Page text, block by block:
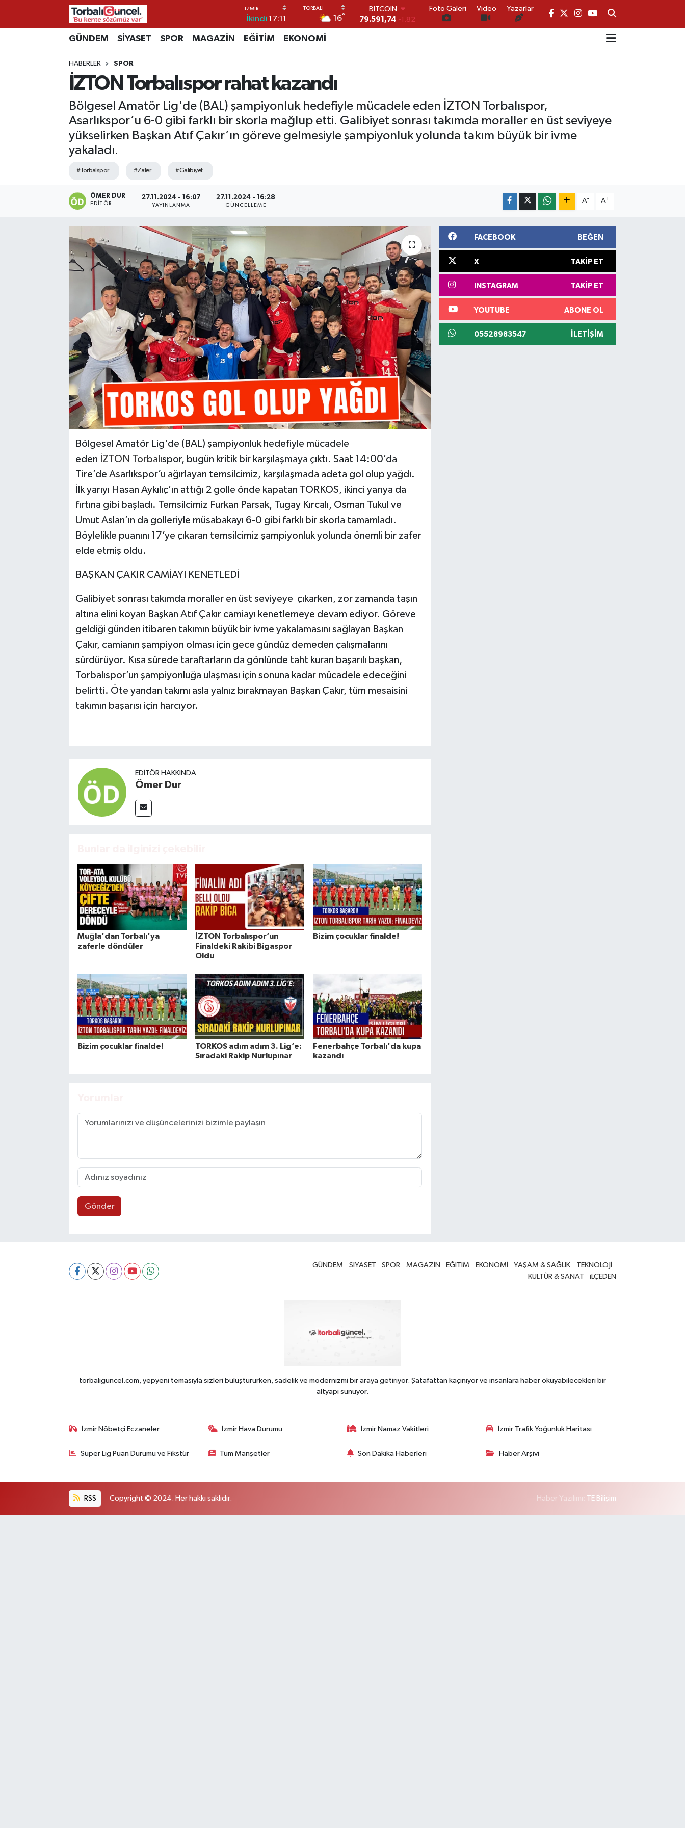
İkindi 17:11 16°
DOLAR
45,43620 0.02
EURO
14.598,00 0
BITCOIN
79.591,74 -1.82
Foto Galeri Video Yazarlar
GÜNDEM SİYASET SPOR MAGAZİN EĞİTİM EKONOMİ
HABERLER SPOR
İZTON Torbalıspor rahat kazandı
Bölgesel Amatör Lig'de (BAL) şampiyonluk hedefiyle mücadele eden İZTON Torbalıspor,
Asarlıkspor’u 6-0 gibi farklı bir skorla mağlup etti. Galibiyet sonrası takımda moraller en üst seviyeye
yükselirken Başkan Atıf Çakır’ın göreve gelmesiyle şampiyonluk yolunda takım büyük bir ivme
yakaladı.
#Torbalspor #Zafer #Galibiyet
ÖMER DUR
EDITÖR
27.11.2024 - 16:07
YAYINLANMA
27.11.2024 - 16:28
GÜNCELLEME
A- A+
Bölgesel Amatör Lig'de (BAL) şampiyonluk hedefiyle mücadele
eden İZTON Torbalıspor, bugün kritik bir karşılaşmaya çıktı. Saat 14:00’da
Tire’de Asarlıkspor’u ağırlayan temsilcimiz, karşılaşmada adeta gol olup yağdı.
İlk yarıyı Hasan Aykılıç’ın attığı 2 golle önde kapatan TORKOS, ikinci yarıya da
fırtına gibi başladı. Temsilcimiz Furkan Parsak, Tugay Kırcalı, Osman Tukul ve
Umut Aslan’ın da golleriyle müsabakayı 6-0 gibi farklı bir skorla tamamladı.
Böylelikle puanını 17’ye çıkaran temsilcimiz şampiyonluk yolunda önemli bir zafer
elde etmiş oldu.
BAŞKAN ÇAKIR CAMİAYI KENETLEDİ
Galibiyet sonrası takımda moraller en üst seviyeye çıkarken, zor zamanda taşın
altına elini koyan Başkan Atıf Çakır camiayı kenetlemeye devam ediyor. Göreve
geldiği günden itibaren takımın büyük bir ivme yakalamasını sağlayan Başkan
Çakır, camianın şampiyon olması için gece gündüz demeden çalışmalarını
sürdürüyor. Kısa sürede taraftarların da gönlünde taht kuran başarılı başkan,
Torbalıspor’un şampiyonluğa ulaşması için sonuna kadar mücadele edeceğini
belirtti. Öte yandan takımı asla yalnız bırakmayan Başkan Çakır, tüm mesaisini
takımın başarısı için harcıyor.
EDITÖR HAKKINDA
Ömer Dur
Muğla'dan Torbalı'ya
zaferle döndüler
İZTON Torbalıspor’un
Finaldeki Rakibi Bigaspor
Oldu
Bizim çocuklar finalde!
Bizim çocuklar finalde!
TORKOS adım adım 3. Lig’e:
Sıradaki Rakip Nurlupınar
Fenerbahçe Torbalı'da kupa
kazandı
Gönder
FACEBOOK BEĞEN
X TAKIP ET
INSTAGRAM TAKIP ET
YOUTUBE ABONE OL
05528983547 İLETIŞIM
GÜNDEM SİYASET SPOR MAGAZİN EĞİTİM EKONOMİ YAŞAM & SAĞLIK
TEKNOLOJİ
KÜLTÜR & SANAT
iLÇEDEN
torbaliguncel.com, yepyeni temasıyla sizleri buluştururken, sadelik ve modernizmi bir araya getiriyor. Şatafattan kaçınıyor ve insanlara haber okuyabilecekleri bir
altyapı sunuyor.
İzmir Nöbetçi Eczaneler İzmir Hava Durumu İzmir Namaz Vakitleri İzmir Trafik Yoğunluk Haritası
Süper Lig Puan Durumu ve Fikstür Tüm Manşetler Son Dakika Haberleri Haber Arşivi
RSS Copyright © 2024. Her hakkı saklıdır. Haber Yazılımı: TE Bilişim
İzmir Nöbetçi Eczaneler
İzmir Hava Durumu
İzmir Namaz Vakitleri
İzmir Trafik Yoğunluk Haritası
Süper Lig Puan Durumu ve Fikstür
Tüm Manşetler
Son Dakika Haberleri